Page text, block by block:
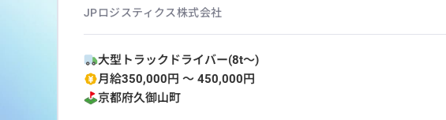
JPロジスティクス株式会社
大型トラックドライバー(8t～)
月給350,000円 〜 450,000円
京都府久御山町